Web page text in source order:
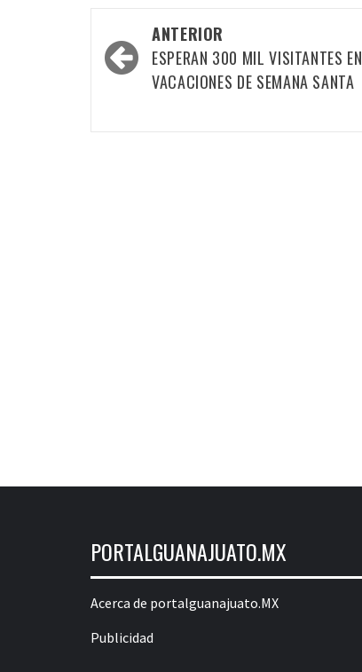
Navegación
por
ANTERIOR
ESPERAN 300 MIL VISITANTES EN
VACACIONES DE SEMANA SANTA
PORTALGUANAJUATO.MX
Acerca de portalguanajuato.MX
Publicidad